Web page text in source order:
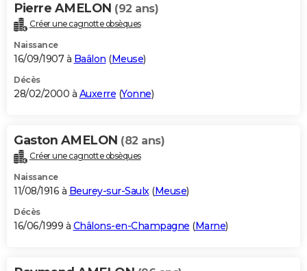
Pierre AMELON (92 ans)
Créer une cagnotte obsèques
Naissance
16/09/1907 à Baâlon (Meuse)
Décès
28/02/2000 à Auxerre (Yonne)
Gaston AMELON (82 ans)
Créer une cagnotte obsèques
Naissance
11/08/1916 à Beurey-sur-Saulx(Meuse)
Décès
16/06/1999 à Châlons-en-Champagne (Marne)